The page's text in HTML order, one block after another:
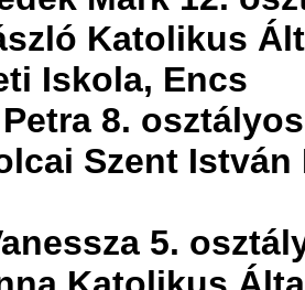
Katolikus
Iskola, Encs
8.
Szent
5.